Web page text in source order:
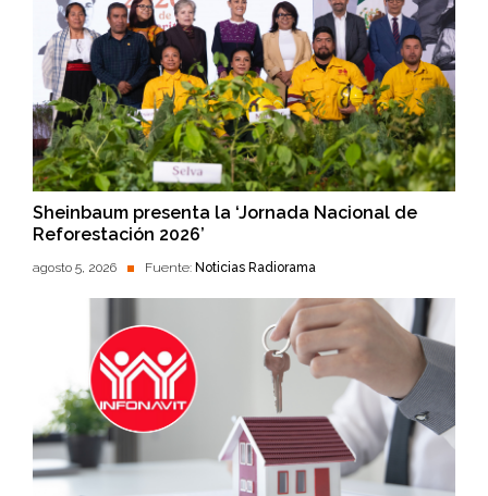
Sheinbaum presenta la ‘Jornada Nacional de
Reforestación 2026’
agosto 5, 2026 Fuente: Noticias Radiorama